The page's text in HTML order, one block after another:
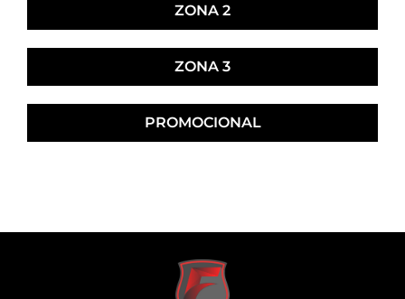
ZONA 2
ZONA 3
PROMOCIONAL